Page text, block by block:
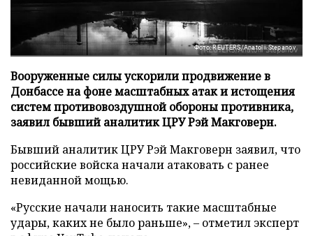
Фото: REUTERS/Anatolii Stepanov
Вооруженные силы ускорили продвижение в
Донбассе на фоне масштабных атак и истощения
систем противовоздушной обороны противника,
заявил бывший аналитик ЦРУ Рэй Макговерн.
Бывший аналитик ЦРУ Рэй Макговерн заявил, что
российские войска начали атаковать с ранее
невиданной мощью.
«Русские начали наносить такие масштабные
удары, каких не было раньше», – отметил эксперт